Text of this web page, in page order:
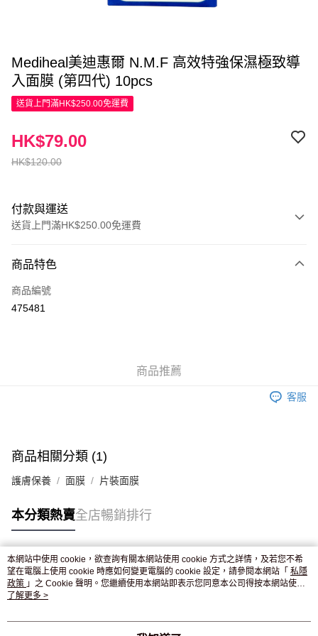
Mediheal美迪惠爾 N.M.F 高效特強保濕極致導
入面膜 (第四代) 10pcs
送貨上門滿HK$250.00免運費
HK$120.00
HK$79.00
付款與運送
送貨上門滿HK$250.00免運費
信用卡
Apple Pay
商品特色
商品編號
475481
商品推薦
客服
商品相關分類 (1)
護膚保養 面膜 片裝面膜
本分類熱賣全店暢銷排行
熱門標籤
熱銷排行
本網站中使用 cookie，欲查詢有關本網站使用 cookie 方式之詳情，及若您不希
望在電腦上使用 cookie 時應如何變更電腦的 cookie 設定，請參閱本網站「 私隱
政策 」之 Cookie 聲明。您繼續使用本網站即表示您同意本公司得按本網站使用
條款之 Cookie 聲明使用 cookie。
了解更多 >